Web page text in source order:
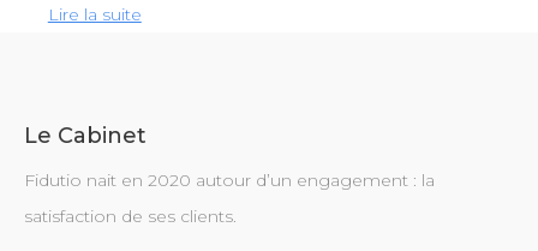
Lire la suite
Le Cabinet
Fidutio nait en 2020 autour d’un engagement : la
satisfaction de ses clients.